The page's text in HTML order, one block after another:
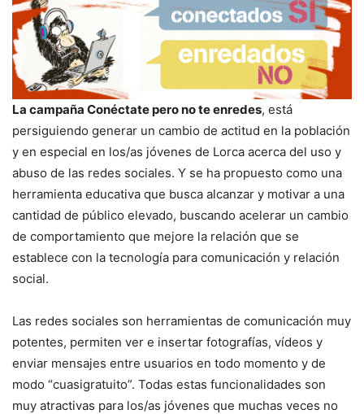
La campaña Conéctate pero no te enredes, está
persiguiendo generar un cambio de actitud en la población
y en especial en los/as jóvenes de Lorca acerca del uso y
abuso de las redes sociales. Y se ha propuesto como una
herramienta educativa que busca alcanzar y motivar a una
cantidad de público elevado, buscando acelerar un cambio
de comportamiento que mejore la relación que se
establece con la tecnología para comunicación y relación
social.
Las redes sociales son herramientas de comunicación muy
potentes, permiten ver e insertar fotografías, vídeos y
enviar mensajes entre usuarios en todo momento y de
modo “cuasigratuito”. Todas estas funcionalidades son
muy atractivas para los/as jóvenes que muchas veces no